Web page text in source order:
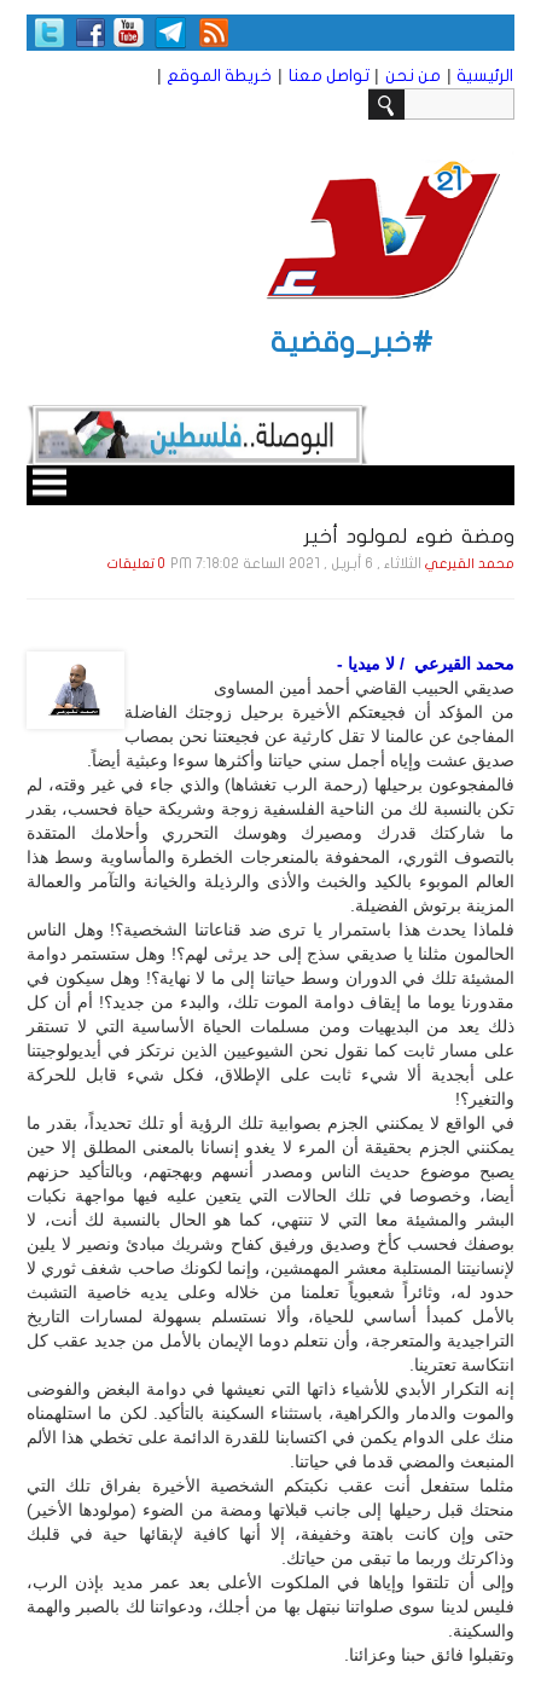
الرئيسية | من نحن | تواصل معنا | خريطة الموقع |
#خبر_وقضية
ومضة ضوء لمولود أخير
محمد القيرعي الثلاثاء , 6 أبـريـل , 2021 الساعة 7:18:02 PM 0 تعليقات
محمد القيرعي / لا ميديا -
صديقي الحبيب القاضي أحمد أمين المساوى
من المؤكد أن فجيعتكم الأخيرة برحيل زوجتك الفاضلة
المفاجئ عن عالمنا لا تقل كارثية عن فجيعتنا نحن بمصاب
صديق عشت وإياه أجمل سني حياتنا وأكثرها سوءا وعبثية أيضاً.
فالمفجوعون برحيلها (رحمة الرب تغشاها) والذي جاء في غير وقته، لم
تكن بالنسبة لك من الناحية الفلسفية زوجة وشريكة حياة فحسب، بقدر
ما شاركتك قدرك ومصيرك وهوسك التحرري وأحلامك المتقدة
بالتصوف الثوري، المحفوفة بالمنعرجات الخطرة والمأساوية وسط هذا
العالم الموبوء بالكيد والخبث والأذى والرذيلة والخيانة والتآمر والعمالة
المزينة برتوش الفضيلة.
فلماذا يحدث هذا باستمرار يا ترى ضد قناعاتنا الشخصية؟! وهل الناس
الحالمون مثلنا يا صديقي سذج إلى حد يرثى لهم؟! وهل ستستمر دوامة
المشيئة تلك في الدوران وسط حياتنا إلى ما لا نهاية؟! وهل سيكون في
مقدورنا يوما ما إيقاف دوامة الموت تلك، والبدء من جديد؟! أم أن كل
ذلك يعد من البديهيات ومن مسلمات الحياة الأساسية التي لا تستقر
على مسار ثابت كما نقول نحن الشيوعيين الذين نرتكز في أيديولوجيتنا
على أبجدية ألا شيء ثابت على الإطلاق، فكل شيء قابل للحركة
والتغير؟!
في الواقع لا يمكنني الجزم بصوابية تلك الرؤية أو تلك تحديداً، بقدر ما
يمكنني الجزم بحقيقة أن المرء لا يغدو إنسانا بالمعنى المطلق إلا حين
يصبح موضوع حديث الناس ومصدر أنسهم وبهجتهم، وبالتأكيد حزنهم
أيضا، وخصوصا في تلك الحالات التي يتعين عليه فيها مواجهة نكبات
البشر والمشيئة معا التي لا تنتهي، كما هو الحال بالنسبة لك أنت، لا
بوصفك فحسب كأخ وصديق ورفيق كفاح وشريك مبادئ ونصير لا يلين
لإنسانيتنا المستلبة معشر المهمشين، وإنما لكونك صاحب شغف ثوري لا
حدود له، وثائراً شعبوياً تعلمنا من خلاله وعلى يديه خاصية التشبث
بالأمل كمبدأ أساسي للحياة، وألا نستسلم بسهولة لمسارات التاريخ
التراجيدية والمتعرجة، وأن نتعلم دوما الإيمان بالأمل من جديد عقب كل
انتكاسة تعترينا.
إنه التكرار الأبدي للأشياء ذاتها التي نعيشها في دوامة البغض والفوضى
والموت والدمار والكراهية، باستثناء السكينة بالتأكيد. لكن ما استلهمناه
منك على الدوام يكمن في اكتسابنا للقدرة الدائمة على تخطي هذا الألم
المنبعث والمضي قدما في حياتنا.
مثلما ستفعل أنت عقب نكبتكم الشخصية الأخيرة بفراق تلك التي
منحتك قبل رحيلها إلى جانب قبلاتها ومضة من الضوء (مولودها الأخير)
حتى وإن كانت باهتة وخفيفة، إلا أنها كافية لإبقائها حية في قلبك
وذاكرتك وربما ما تبقى من حياتك.
وإلى أن تلتقوا وإياها في الملكوت الأعلى بعد عمر مديد بإذن الرب،
فليس لدينا سوى صلواتنا نبتهل بها من أجلك، ودعواتنا لك بالصبر والهمة
والسكينة.
وتقبلوا فائق حبنا وعزائنا.